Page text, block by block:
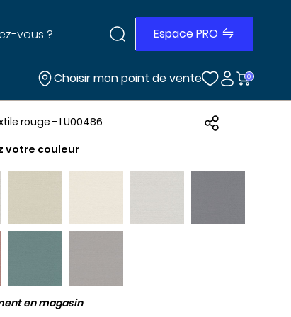
le site Rechercher dans le site
Espace PRO
Choisir mon point de vente 0
rouge - LU00486
votre couleur
en magasin